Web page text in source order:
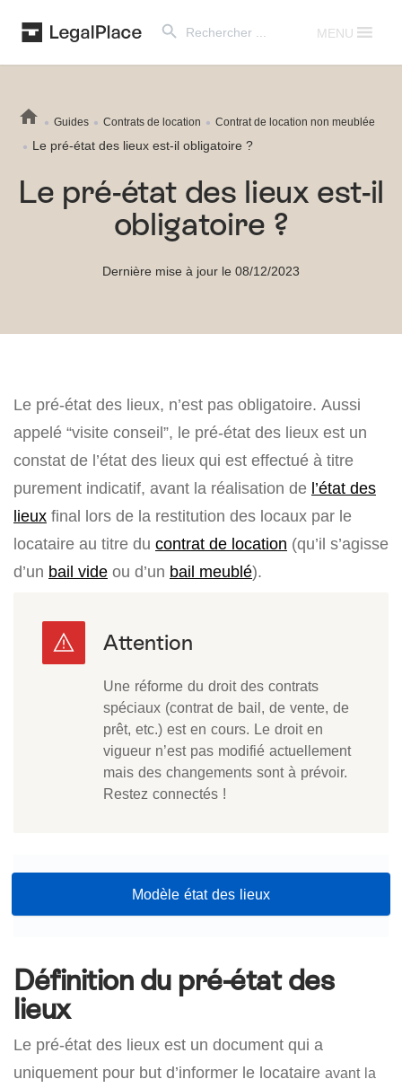
for:
MENU
Guides Contrats de location Contrat de location non meublée
Le pré-état des lieux est-il obligatoire ?
Le pré-état des lieux est-il
obligatoire ?
Dernière mise à jour le 08/12/2023
Le pré-état des lieux, n’est pas obligatoire. Aussi
appelé “visite conseil”, le pré-état des lieux est un
constat de l’état des lieux qui est effectué à titre
purement indicatif, avant la réalisation de l’état des
lieux final lors de la restitution des locaux par le
locataire au titre du contrat de location (qu’il s’agisse
d’un bail vide ou d’un bail meublé).
Une réforme du droit des contrats
spéciaux (contrat de bail, de vente, de
prêt, etc.) est en cours. Le droit en
vigueur n’est pas modifié actuellement
mais des changements sont à prévoir.
Restez connectés !
Modèle état des lieux
Définition du pré-état des
lieux
Le pré-état des lieux est un document qui a
uniquement pour but d’informer le locataire avant la